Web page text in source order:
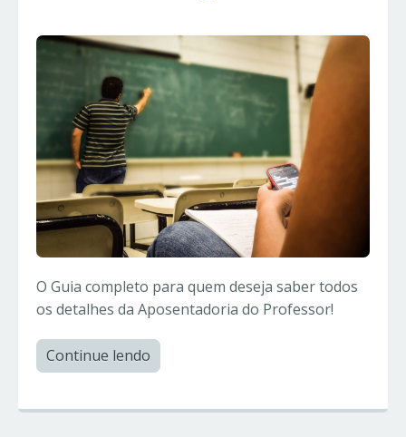
O Guia completo para quem deseja saber todos
os detalhes da Aposentadoria do Professor!
Continue lendo